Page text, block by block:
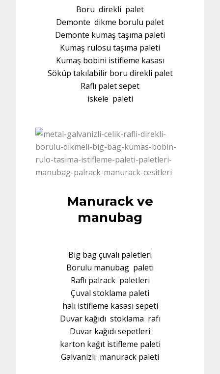
Boru direkli palet
Demonte dikme borulu palet
Demonte kumaş taşıma paleti
Kumaş rulosu taşıma paleti
Kumaş bobini istifleme kasası
Söküp takılabilir boru direkli palet
Raflı palet sepet
iskele paleti
Manurack ve
manubag
Big bag çuvalı paletleri
Borulu manubag paleti
Raflı palrack paletleri
Çuval stoklama paleti
halı istifleme kasası sepeti
Duvar kağıdı stoklama rafı
Duvar kağıdı sepetleri
karton kağıt istifleme paleti
Galvanizli manurack paleti